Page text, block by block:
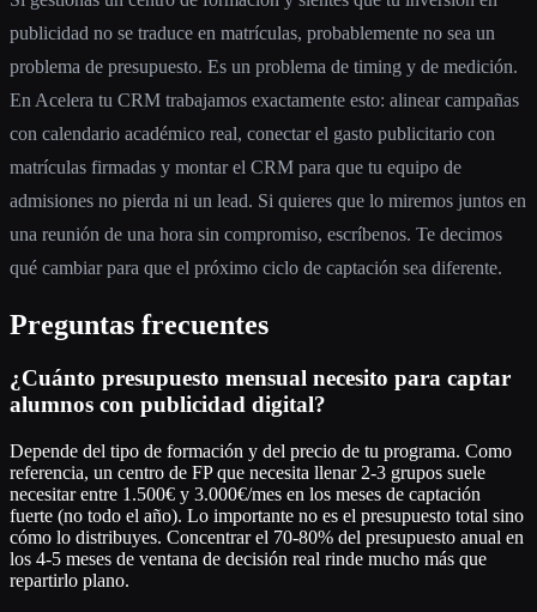
publicidad no se traduce en matrículas, probablemente no sea un
problema de presupuesto. Es un problema de timing y de medición.
En Acelera tu CRM trabajamos exactamente esto: alinear campañas
con calendario académico real, conectar el gasto publicitario con
matrículas firmadas y montar el CRM para que tu equipo de
admisiones no pierda ni un lead. Si quieres que lo miremos juntos en
una reunión de una hora sin compromiso, escríbenos. Te decimos
qué cambiar para que el próximo ciclo de captación sea diferente.
Preguntas frecuentes
¿Cuánto presupuesto mensual necesito para captar
alumnos con publicidad digital?
Depende del tipo de formación y del precio de tu programa. Como
referencia, un centro de FP que necesita llenar 2-3 grupos suele
necesitar entre 1.500€ y 3.000€/mes en los meses de captación
fuerte (no todo el año). Lo importante no es el presupuesto total sino
cómo lo distribuyes. Concentrar el 70-80% del presupuesto anual en
los 4-5 meses de ventana de decisión real rinde mucho más que
repartirlo plano.